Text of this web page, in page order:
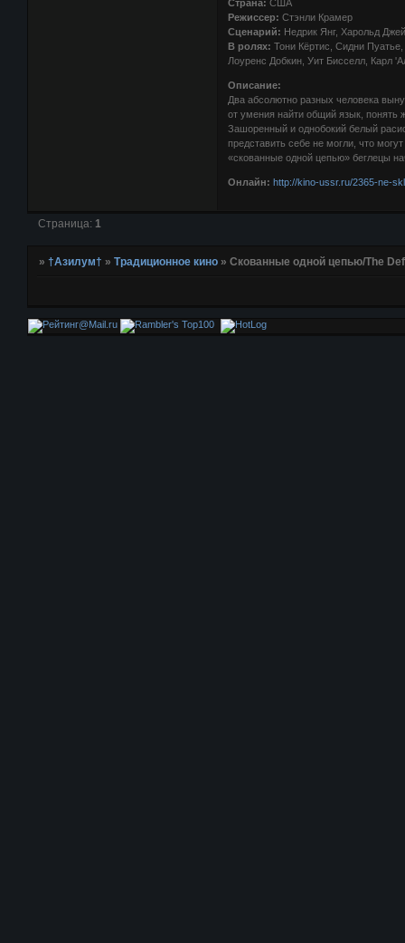
Страна: США
Режиссер: Стэнли Крамер
Сценарий: Недрик Янг, Харольд
В ролях: Тони Кёртис, Сидни
Лоуренс Добкин, Уит Бисселл, Карл
Описание:
Два абсолютно разных человека
от умения найти общий язык, понять
Зашоренный и однобокий белый
представить себе не могли, что
«скованные одной цепью» беглецы
Онлайн: http://kino-ussr.ru/2365-ne-
Страница: 1
»†Азилум† »Традиционное кино »Скованные одной цепью/The